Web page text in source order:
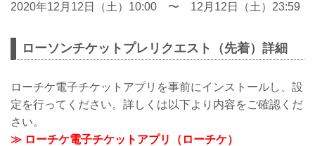
2020年12月12日（土）10:00 〜 12月12日（土）23:59
ローソンチケットプレリクエスト（先着）詳細
ローチケ電子チケットアプリを事前にインストールし、設
定を行ってください。詳しくは以下より内容をご確認くだ
さい。
≫ ローチケ電子チケットアプリ（ローチケ）